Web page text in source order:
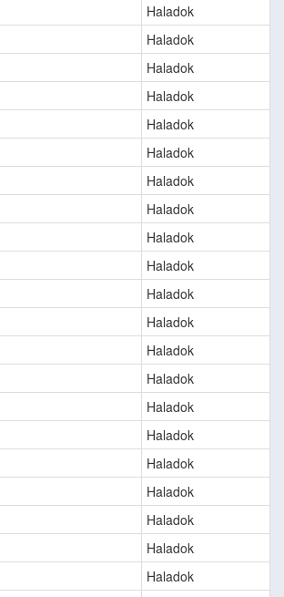
Haladok
Haladok
Haladok
Haladok
Haladok
Haladok
Haladok
Haladok
Haladok
Haladok
Haladok
Haladok
Haladok
Haladok
Haladok
Haladok
Haladok
Haladok
Haladok
Haladok
Haladok